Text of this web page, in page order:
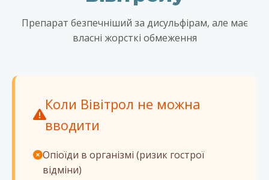
Препарат безпечніший за дисульфірам, але має
власні жорсткі обмеження
Коли Вівітрол не можна
вводити
Опіоїди в організмі (ризик гострої
відміни)